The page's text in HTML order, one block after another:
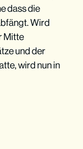
dass die
Wird
Mitte
und der
wird nun in